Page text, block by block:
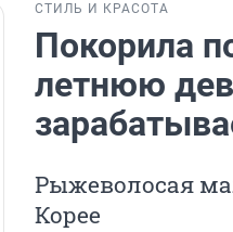
СТИЛЬ И КРАСОТА
Покорила
летнюю
Рыжеволосая
Корее